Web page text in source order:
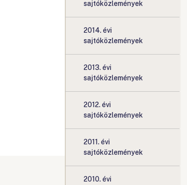
sajtóközlemények
2014. évi
sajtóközlemények
2013. évi
sajtóközlemények
2012. évi
sajtóközlemények
2011. évi
sajtóközlemények
2010. évi